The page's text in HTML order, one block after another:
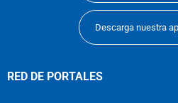
Descarga nuestra
RED DE PORTALES